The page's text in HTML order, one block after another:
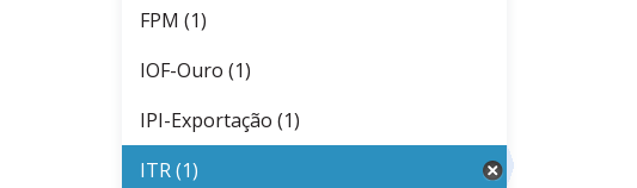
FPM (1)
IOF-Ouro (1)
IPI-Exportação (1)
ITR (1)